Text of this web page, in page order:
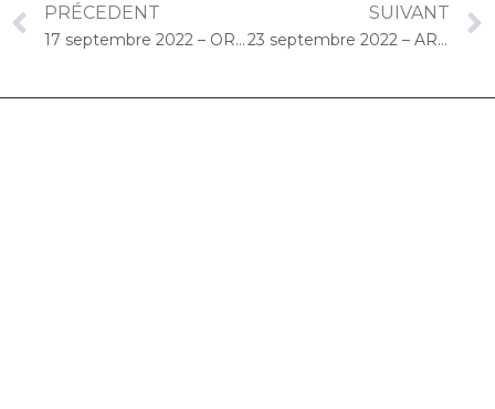
PRÉCEDENT
17 septembre 2022 – ORPEA Les Garancières (Leudeville) : Concert « Cello Solo »
SUIVANT
23 septembre 2022 – ARPAVIE La Vallée aux Renards (L’Haÿ-les-Roses) : Concert « Gelato-Duo CelloPiano »